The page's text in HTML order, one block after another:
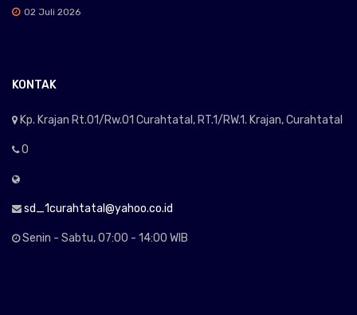
02 Juli 2026
KONTAK
Kp. Krajan Rt.01/Rw.01 Curahtatal, RT.1/RW.1. Krajan, Curahtatal
0
sd_1curahtatal@yahoo.co.id
Senin - Sabtu, 07:00 - 14:00 WIB